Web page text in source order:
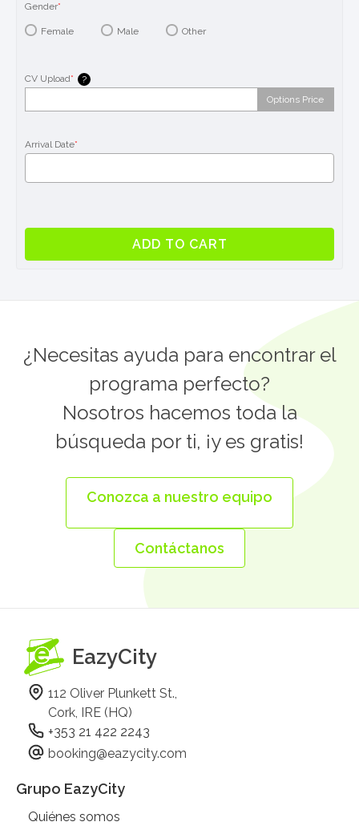
Gender*
Female Male Other
CV Upload*
?
Options Price
Arrival Date*
en
ADD TO CART
¿Necesitas ayuda para encontrar el
programa perfecto?
Nosotros hacemos toda la
búsqueda por ti, ¡y es gratis!
Conozca a nuestro equipo
Contáctanos
EazyCity
112 Oliver Plunkett St.,
Cork, IRE (HQ)
+353 21 422 2243
booking@eazycity.com
Grupo EazyCity
Quiénes somos